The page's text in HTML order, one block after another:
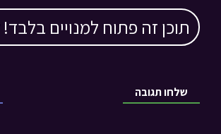
תוכן זה פתוח למנויים
שלחו תגובה